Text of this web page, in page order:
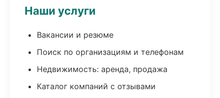
Наши услуги
Вакансии и резюме
Поиск по организациям и телефонам
Недвижимость: аренда, продажа
Каталог компаний с отзывами